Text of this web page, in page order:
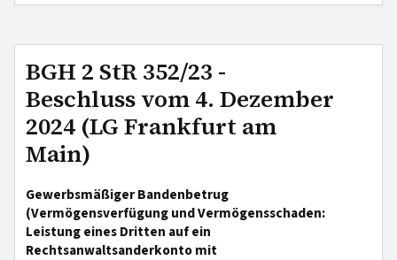
BGH 2 StR 352/23 -
Beschluss vom 4. Dezember
2024 (LG Frankfurt am
Main)
Gewerbsmäßiger Bandenbetrug
(Vermögensverfügung und Vermögensschaden:
Leistung eines Dritten auf ein
Rechtsanwaltsanderkonto mit